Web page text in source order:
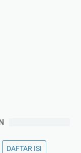
DAFTAR ISI